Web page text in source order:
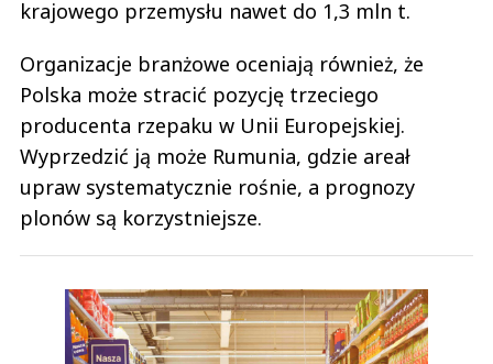
krajowego przemysłu nawet do 1,3 mln t.
Organizacje branżowe oceniają również, że
Polska może stracić pozycję trzeciego
producenta rzepaku w Unii Europejskiej.
Wyprzedzić ją może Rumunia, gdzie areał
upraw systematycznie rośnie, a prognozy
plonów są korzystniejsze.